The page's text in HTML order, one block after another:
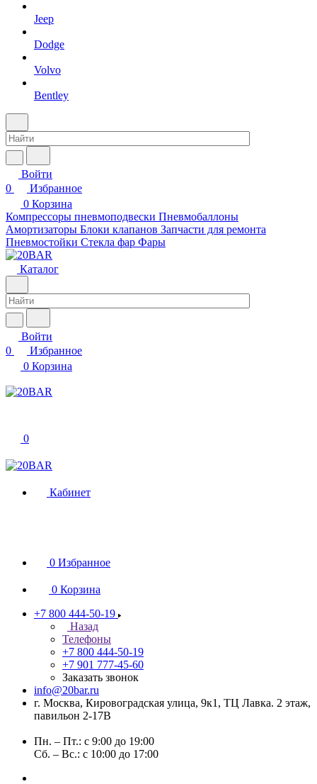
Jeep
Dodge
Volvo
Bentley
Войти
0
Избранное
0 Корзина
Компрессоры пневмоподвески Пневмобаллоны
Амортизаторы Блоки клапанов Запчасти для ремонта
Пневмостойки Стекла фар Фары
Каталог
Войти
0
Избранное
0 Корзина
0
Кабинет
0 Избранное
0 Корзина
+7 800 444-50-19
Назад
Телефоны
+7 800 444-50-19
+7 901 777-45-60
Заказать звонок
info@20bar.ru
г. Москва, Кировоградская улица, 9к1, ТЦ Лавка. 2 этаж,
павильон 2-17В
Пн. – Пт.: с 9:00 до 19:00
Сб. – Вс.: с 10:00 до 17:00